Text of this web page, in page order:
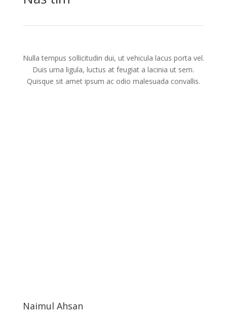
Nulla tempus sollicitudin dui, ut vehicula lacus porta vel.
Duis urna ligula, luctus at feugiat a lacinia ut sem.
Quisque sit amet ipsum ac odio malesuada convallis.
Naimul Ahsan